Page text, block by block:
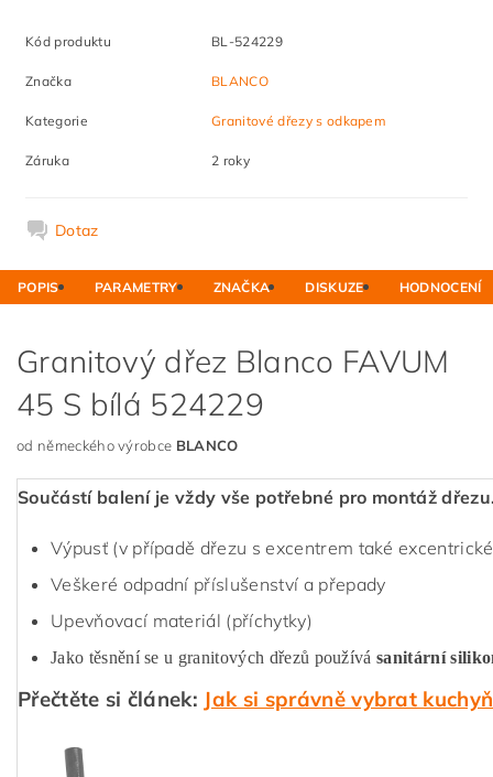
Kód produktu BL-524229
Značka BLANCO
Kategorie Granitové dřezy s odkapem
Záruka 2 roky
Dotaz
POPIS PARAMETRY ZNAČKA DISKUZE HODNOCENÍ
Granitový dřez Blanco FAVUM
45 S bílá 524229
od německého výrobce BLANCO
Součástí balení je vždy vše potřebné pro montáž
Výpusť (v případě dřezu s excentrem také
Veškeré odpadní příslušenství a přepady
Upevňovací materiál (příchytky)
Jako těsnění se u granitových dřezů používásanitární
Přečtěte si článek: Jak si správně vybrat